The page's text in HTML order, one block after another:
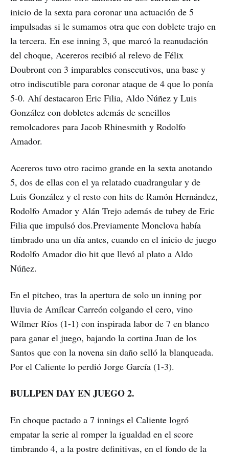
inicio de la sexta para coronar una actuación de 5
impulsadas si le sumamos otra que con doblete trajo en
la tercera. En ese inning 3, que marcó la reanudación
del choque, Acereros recibió al relevo de Félix
Doubront con 3 imparables consecutivos, una base y
otro indiscutible para coronar ataque de 4 que lo ponía
5-0. Ahí destacaron Eric Filia, Aldo Núñez y Luis
González con dobletes además de sencillos
remolcadores para Jacob Rhinesmith y Rodolfo
Amador.
Acereros tuvo otro racimo grande en la sexta anotando
5, dos de ellas con el ya relatado cuadrangular y de
Luis González y el resto con hits de Ramón Hernández,
Rodolfo Amador y Alán Trejo además de tubey de Eric
Filia que impulsó dos.Previamente Monclova había
timbrado una un día antes, cuando en el inicio de juego
Rodolfo Amador dio hit que llevó al plato a Aldo
Núñez.
En el pitcheo, tras la apertura de solo un inning por
lluvia de Amílcar Carreón colgando el cero, vino
Wílmer Ríos (1-1) con inspirada labor de 7 en blanco
para ganar el juego, bajando la cortina Juan de los
Santos que con la novena sin daño selló la blanqueada.
Por el Caliente lo perdió Jorge García (1-3).
BULLPEN DAY EN JUEGO 2.
En choque pactado a 7 innings el Caliente logró
empatar la serie al romper la igualdad en el score
timbrando 4, a la postre definitivas, en el fondo de la